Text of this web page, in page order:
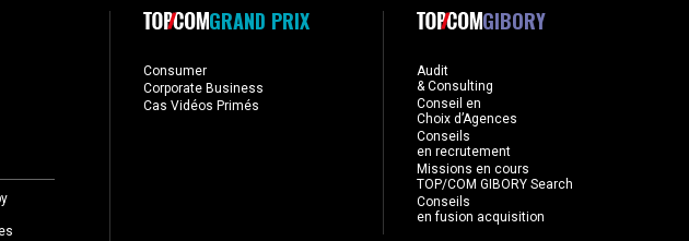
GRAND PRIX
Consumer
Corporate Business
Cas Vidéos Primés
GIBORY
Audit
& Consulting
Conseil en
Choix d’Agences
Conseils
en recrutement
Missions en cours
TOP/COM GIBORY Search
Conseils
en fusion acquisition